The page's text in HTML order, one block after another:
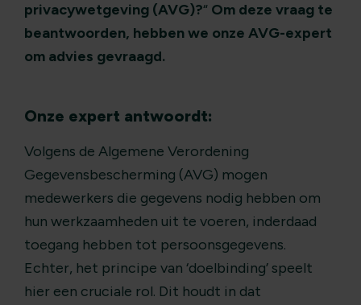
privacywetgeving (AVG)?“ Om deze vraag te
beantwoorden, hebben we onze AVG-expert
om advies gevraagd.
Onze expert antwoordt:
Volgens de Algemene Verordening
Gegevensbescherming (AVG) mogen
medewerkers die gegevens nodig hebben om
hun werkzaamheden uit te voeren, inderdaad
toegang hebben tot persoonsgegevens.
Echter, het principe van ‘doelbinding’ speelt
hier een cruciale rol. Dit houdt in dat